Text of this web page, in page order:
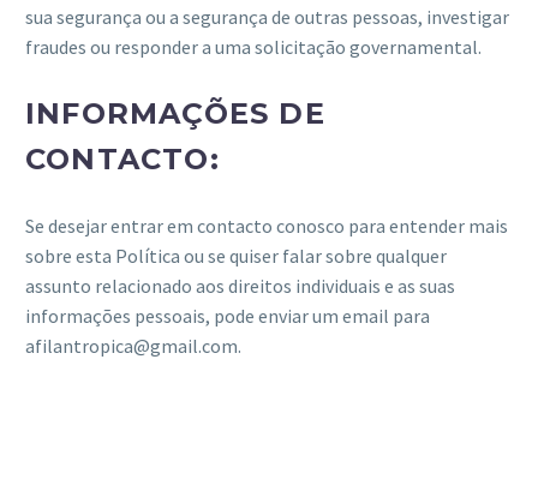
sua segurança ou a segurança de outras pessoas, investigar
fraudes ou responder a uma solicitação governamental.
INFORMAÇÕES DE
CONTACTO:
Se desejar entrar em contacto conosco para entender mais
sobre esta Política ou se quiser falar sobre qualquer
assunto relacionado aos direitos individuais e as suas
informações pessoais, pode enviar um email para
afilantropica@gmail.com.